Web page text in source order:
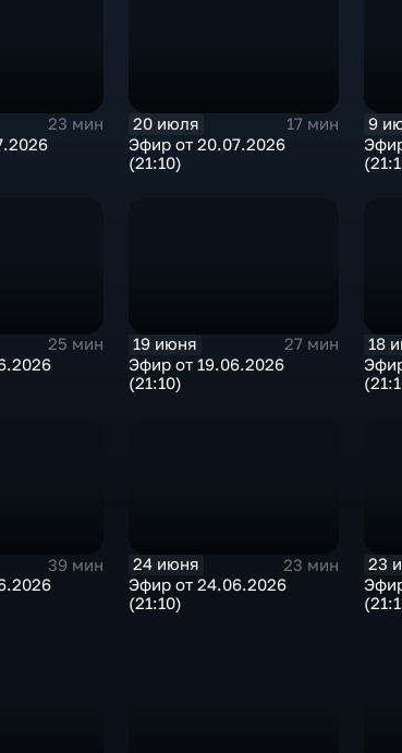
23 мин
20 июля
17 мин
Эфир от 20.07.2026
(21:10)
9
25 мин
19 июня
27 мин
Эфир от 19.06.2026
(21:10)
18
39 мин
24 июня
23 мин
Эфир от 24.06.2026
(21:10)
23